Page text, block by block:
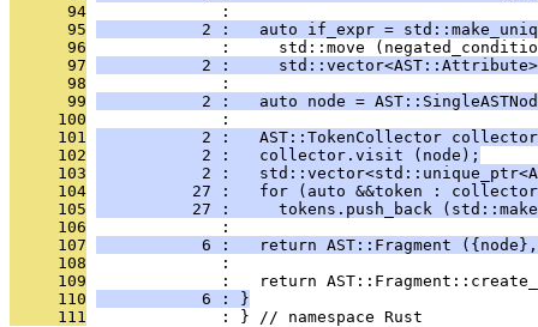
      94
              :
      95
2 :   auto if_expr =
      96
:     std::move
      97
2 :
      98
              :
      99
2 :   auto node =
     100
              :
     101
2 :   AST::TokenCollector
     102
           2 :   collector.visit (node);
     103
2 :
     104
27 :   for (auto &&token :
     105
27 :     tokens.push_back
     106
              :
     107
6 :   return AST::Fragment
     108
              :
     109
:   return
     110
           6 : }
     111
              : } // namespace Rust